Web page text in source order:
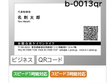
ビジネス QRコード
b-0013qr
スピード1時間対応 スピード3時間対応